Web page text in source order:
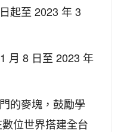
起至 2023 年 3
月 8 日至 2023 年
的麥塊，鼓勵學
位世界搭建全台